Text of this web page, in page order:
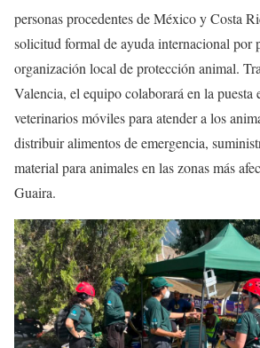
personas procedentes de México y Costa
solicitud formal de ayuda internacional por
organización local de protección animal.
Valencia, el equipo colaborará en la puesta
veterinarios móviles para atender a los
distribuir alimentos de emergencia,
material para animales en las zonas más
Guaira.